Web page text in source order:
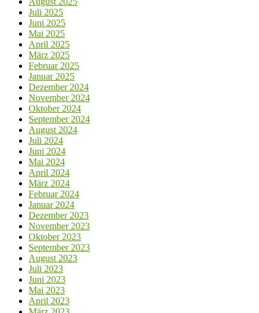
Juli 2025
Juni 2025
Mai 2025
April 2025
März 2025
Februar 2025
Januar 2025
Dezember 2024
November 2024
Oktober 2024
September 2024
August 2024
Juli 2024
Juni 2024
Mai 2024
April 2024
März 2024
Februar 2024
Januar 2024
Dezember 2023
November 2023
Oktober 2023
September 2023
August 2023
Juli 2023
Juni 2023
Mai 2023
April 2023